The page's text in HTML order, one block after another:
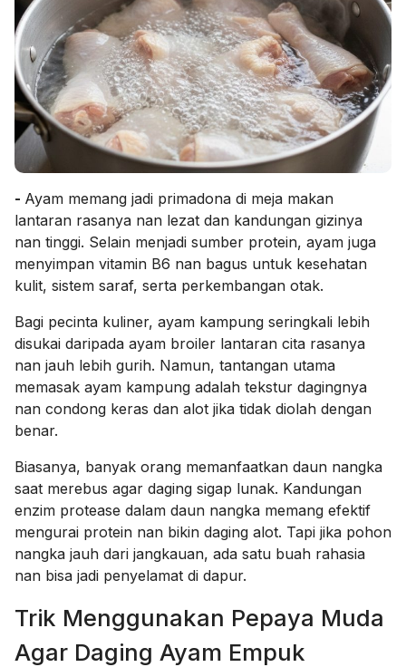
- Ayam memang jadi primadona di meja makan
lantaran rasanya nan lezat dan kandungan gizinya
nan tinggi. Selain menjadi sumber protein, ayam juga
menyimpan vitamin B6 nan bagus untuk kesehatan
kulit, sistem saraf, serta perkembangan otak.
Bagi pecinta kuliner, ayam kampung seringkali lebih
disukai daripada ayam broiler lantaran cita rasanya
nan jauh lebih gurih. Namun, tantangan utama
memasak ayam kampung adalah tekstur dagingnya
nan condong keras dan alot jika tidak diolah dengan
benar.
Biasanya, banyak orang memanfaatkan daun nangka
saat merebus agar daging sigap lunak. Kandungan
enzim protease dalam daun nangka memang efektif
mengurai protein nan bikin daging alot. Tapi jika pohon
nangka jauh dari jangkauan, ada satu buah rahasia
nan bisa jadi penyelamat di dapur.
Trik Menggunakan Pepaya Muda
Agar Daging Ayam Empuk